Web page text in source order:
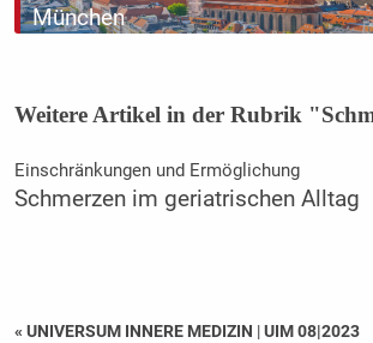
München
Weitere Artikel in der Rubrik
Einschränkungen und Ermöglichung
Schmerzen im geriatrischen Alltag
« UNIVERSUM INNERE MEDIZIN |UIM 08|2023